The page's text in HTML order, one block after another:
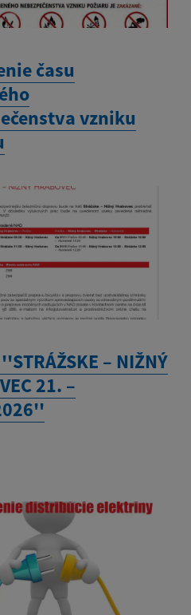
času
vzniku
– NIŽNÝ
21. –